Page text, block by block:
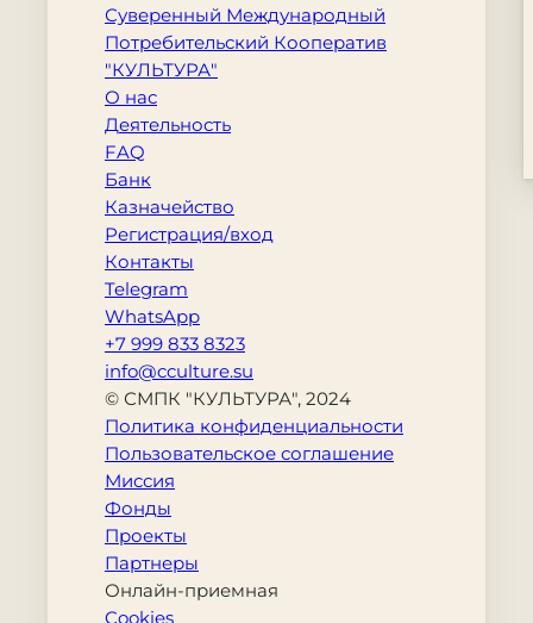
Суверенный Международный
Потребительский Кооператив
"КУЛЬТУРА"
О нас
Деятельность
FAQ
Банк
Казначейство
Регистрация/вход
Контакты
Telegram
WhatsApp
+7 999 833 8323
info@cculture.su
© СМПК "КУЛЬТУРА", 2024
Политика конфиденциальности
Пользовательское соглашение
Миссия
Фонды
Проекты
Партнеры
Онлайн-приемная
Cookies